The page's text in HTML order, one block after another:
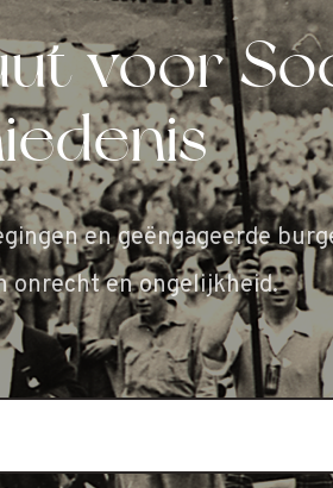
voor
en geëngageerde
onrecht en ongelijkheid.